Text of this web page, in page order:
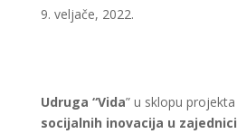
9. veljače, 2022.
Udruga “Vida” u sklopu projekta
socijalnih inovacija u zajednici